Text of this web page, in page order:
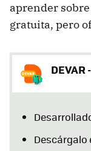
aprender
gratuita, pero
Descárgalo